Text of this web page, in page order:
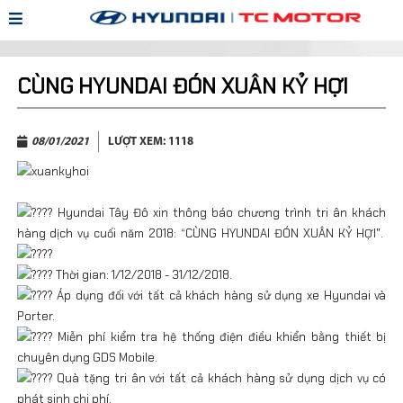
CÙNG HYUNDAI ĐÓN XUÂN KỶ HỢI
08/01/2021 LƯỢT XEM: 1118
Hyundai Tây Đô xin thông báo chương trình tri ân khách
hàng dịch vụ cuối năm 2018: “CÙNG HYUNDAI ĐÓN XUÂN KỶ HỢI".
Thời gian: 1/12/2018 - 31/12/2018.
Áp dụng đối với tất cả khách hàng sử dụng xe Hyundai và
Porter.
Miễn phí kiểm tra hệ thống điện điều khiển bằng thiết bị
chuyên dụng GDS Mobile.
Quà tặng tri ân với tất cả khách hàng sử dụng dịch vụ có
phát sinh chi phí.